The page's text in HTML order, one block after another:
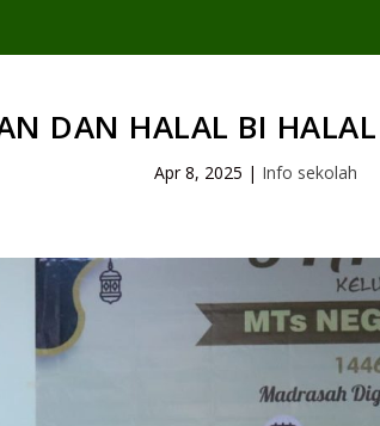
DAN HALAL BI
Apr 8, 2025 | Info sekolah